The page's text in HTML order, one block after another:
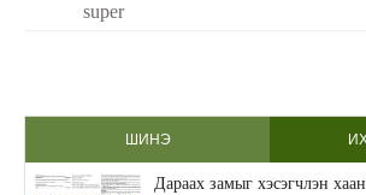
super
ШИНЭ
Дараах замыг хэсэгчлэн